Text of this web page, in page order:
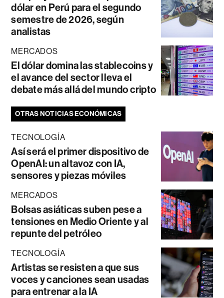
dólar en Perú para el segundo
semestre de 2026, según
analistas
MERCADOS
El dólar domina las stablecoins y
el avance del sector lleva el
debate más allá del mundo cripto
OTRAS NOTICIAS ECONÓMICAS
TECNOLOGÍA
Así será el primer dispositivo de
OpenAI: un altavoz con IA,
sensores y piezas móviles
MERCADOS
Bolsas asiáticas suben pese a
tensiones en Medio Oriente y al
repunte del petróleo
TECNOLOGÍA
Artistas se resisten a que sus
voces y canciones sean usadas
para entrenar a la IA